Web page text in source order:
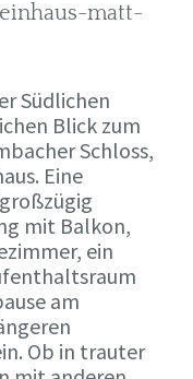
matt-
Südlichen
Blick zum
Schloss,
Eine
mit Balkon,
ein
am
Ob in trauter